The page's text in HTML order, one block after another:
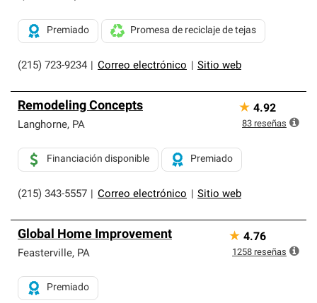
(215) 723-9234 Correo electrónico Sitio web
Premiado Promesa de reciclaje de tejas
Remodeling Concepts
Langhorne, PA
(215) 343-5557 Correo electrónico Sitio web
Financiación disponible Premiado
★ 4.92
83 reseñas
Global Home Improvement
Feasterville, PA
Premiado
★ 4.76
1258 reseñas